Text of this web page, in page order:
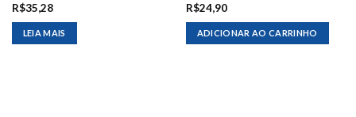
R$35,28
LEIA MAIS
R$24,90
ADICIONAR AO CARRINHO